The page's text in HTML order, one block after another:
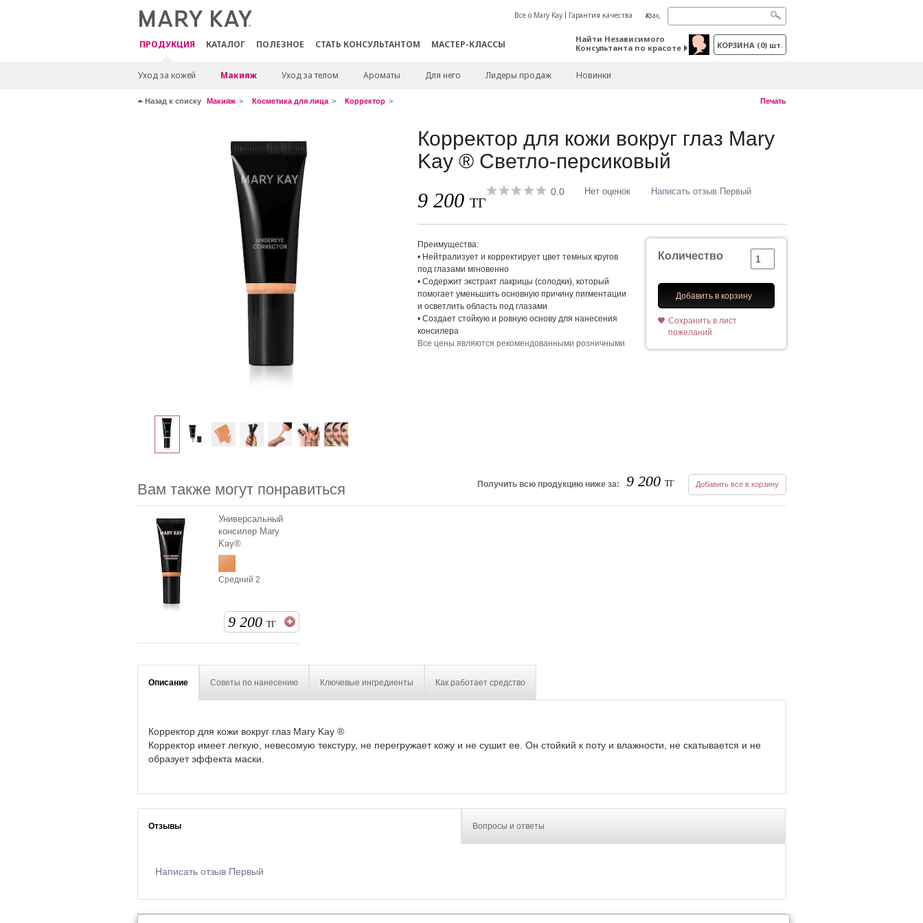
ПРОДУКЦИЯ КАТАЛОГ ПОЛЕЗНОЕ СТАТЬ КОНСУЛЬТАНТОМ МАСТЕР-КЛАССЫ
Все о Mary Kay Гарантия качества Қазақ
Найти Независимого
Консультанта по красоте
КОРЗИНА (0) шт.
Уход за кожей Макияж Уход за телом Ароматы Для него Лидеры продаж Новинки
Назад к списку Макияж Косметика для лица Корректор Печать
Корректор для кожи вокруг глаз Mary
Kay ® Светло-персиковый
9 200ТГ
0.0 Нет оценок Написать отзыв Первый
Количество
Добавить в корзину
Сохранить в лист
пожеланий
Преимущества:
• Нейтрализует и корректирует цвет темных кругов
под глазами мгновенно
• Содержит экстракт лакрицы (солодки), который
помогает уменьшить основную причину пигментации
и осветлить область под глазами
• Создает стойкую и ровную основу для нанесения
консилера
Все цены являются рекомендованными розничными
Вам также могут понравиться Получить всю продукцию ниже за: 9 200 ТГ Добавить все в корзину
Универсальный
консилер Mary
Kay®
Средний 2
9 200 ТГ
Описание Советы по нанесению Ключевые ингредиенты Как работает средство
Корректор для кожи вокруг глаз Mary Kay ®
Корректор имеет легкую, невесомую текстуру, не перегружает кожу и не сушит ее. Он стойкий к поту и влажности, не скатывается и не
образует эффекта маски.
Отзывы Вопросы и ответы
Написать отзыв Первый